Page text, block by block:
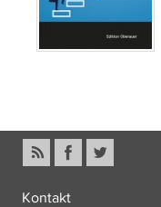
Kontakt